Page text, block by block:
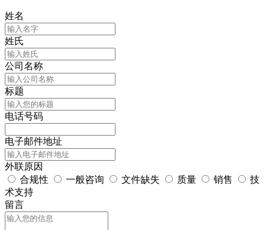
姓名
姓氏
公司名称
标题
电话号码
电子邮件地址
外联原因
合规性
一般咨询 文件缺失 质量 销售
技
术支持
留言